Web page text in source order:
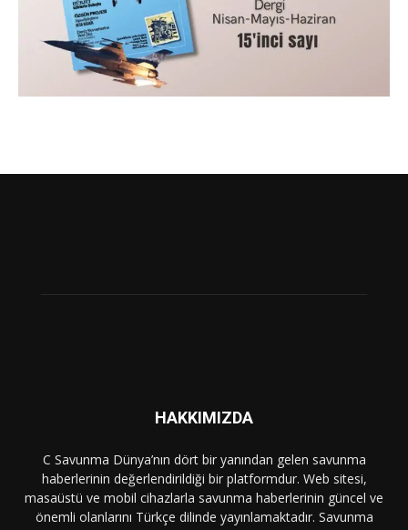
HAKKIMIZDA
C Savunma Dünya’nın dört bir yanından gelen savunma
haberlerinin değerlendirildiği bir platformdur. Web sitesi,
masaüstü ve mobil cihazlarla savunma haberlerinin güncel ve
önemli olanlarını Türkçe dilinde yayınlamaktadır. Savunma